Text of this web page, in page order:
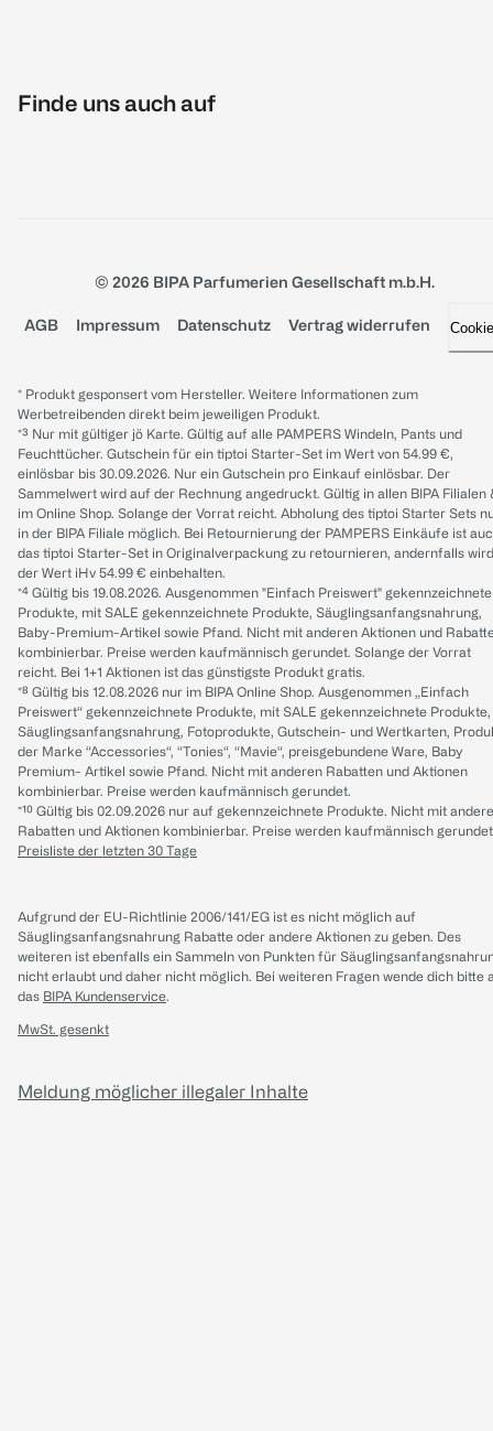
Finde uns auch auf
© 2026 BIPA Parfumerien Gesellschaft m.b.H.
AGB Impressum Datenschutz Vertrag widerrufen
* Produkt gesponsert vom Hersteller. Weitere Informationen zum
Werbetreibenden direkt beim jeweiligen Produkt.
*³ Nur mit gültiger jö Karte. Gültig auf alle PAMPERS Windeln, Pants und
Feuchttücher. Gutschein für ein tiptoi Starter-Set im Wert von 54.99 €,
einlösbar bis 30.09.2026. Nur ein Gutschein pro Einkauf einlösbar. Der
Sammelwert wird auf der Rechnung angedruckt. Gültig in allen BIPA Filialen
im Online Shop. Solange der Vorrat reicht. Abholung des tiptoi Starter Sets
in der BIPA Filiale möglich. Bei Retournierung der PAMPERS Einkäufe ist
das tiptoi Starter-Set in Originalverpackung zu retournieren, andernfalls wird
der Wert iHv 54.99 € einbehalten.
*⁴ Gültig bis 19.08.2026. Ausgenommen "Einfach Preiswert" gekennzeichnete
Produkte, mit SALE gekennzeichnete Produkte, Säuglingsanfangsnahrung,
Baby-Premium-Artikel sowie Pfand. Nicht mit anderen Aktionen und
kombinierbar. Preise werden kaufmännisch gerundet. Solange der Vorrat
reicht. Bei 1+1 Aktionen ist das günstigste Produkt gratis.
*⁸ Gültig bis 12.08.2026 nur im BIPA Online Shop. Ausgenommen „Einfach
Preiswert“ gekennzeichnete Produkte, mit SALE gekennzeichnete Produkte,
Säuglingsanfangsnahrung, Fotoprodukte, Gutschein- und Wertkarten,
der Marke “Accessories“, “Tonies“, “Mavie“, preisgebundene Ware, Baby
Premium- Artikel sowie Pfand. Nicht mit anderen Rabatten und Aktionen
kombinierbar. Preise werden kaufmännisch gerundet.
*¹⁰ Gültig bis 02.09.2026 nur auf gekennzeichnete Produkte. Nicht mit
Rabatten und Aktionen kombinierbar. Preise werden kaufmännisch
Preisliste der letzten 30 Tage
Aufgrund der EU-Richtlinie 2006/141/EG ist es nicht möglich auf
Säuglingsanfangsnahrung Rabatte oder andere Aktionen zu geben. Des
weiteren ist ebenfalls ein Sammeln von Punkten für
nicht erlaubt und daher nicht möglich. Bei weiteren Fragen wende dich bitte
das BIPA Kundenservice.
MwSt. gesenkt
Meldung möglicher illegaler Inhalte